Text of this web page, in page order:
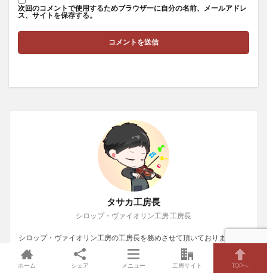
次回のコメントで使用するためブラウザーに自分の名前、メールアドレ
ス、サイトを保存する。
タサカ工房長
シロップ・ヴァイオリン工房 工房長
シロップ・ヴァイオリン工房の工房長を務めさせて頂いております汰紗
伽 拡臣（たさか ひろおみ）と申します。海外にて演奏家として活動(20
代) → 帰国しIT企業で消耗(30代) → バイオリン修復と出会う(33歳) → 独
ホーム シェア メニュー 工房サイト TOPへ